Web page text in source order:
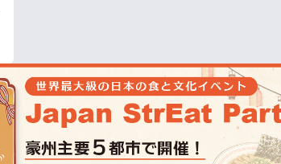
農業
ABARES=オーストラリア農業資源経
済・科学局
天気